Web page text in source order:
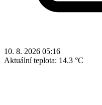
10. 8. 2026 05:16
Aktuální teplota: 14.3 °C